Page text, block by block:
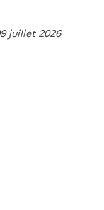
juillet 2026